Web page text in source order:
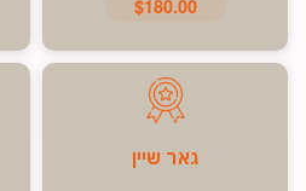
$180.00
גאר שיין